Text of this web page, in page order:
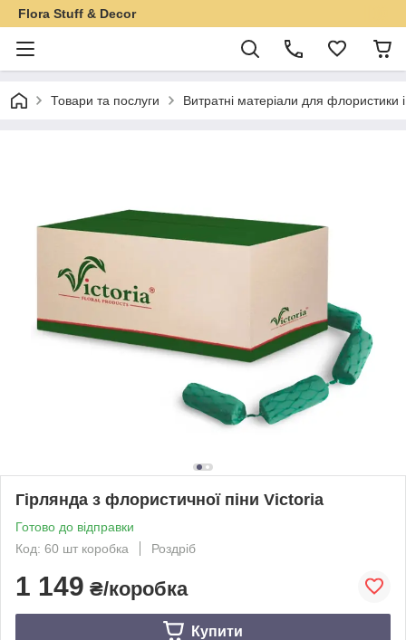
Flora Stuff & Decor
Товари та послуги Витратні матеріали для флористики
Гірлянда з флористичної піни Victoria
Готово до відправки
Код: 60 шт коробка
Роздріб
1 149 ₴/коробка
Купити